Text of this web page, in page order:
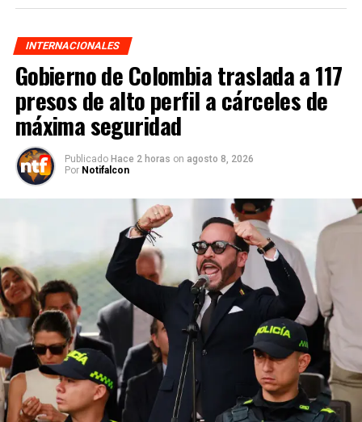
INTERNACIONALES
Gobierno de Colombia traslada a 117
presos de alto perfil a cárceles de
máxima seguridad
Publicado Hace 2 horas on agosto 8, 2026
Por Notifalcon